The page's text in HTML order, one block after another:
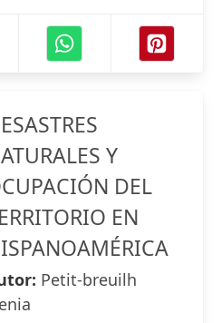
Y
DEL
EN
Petit-breuilh